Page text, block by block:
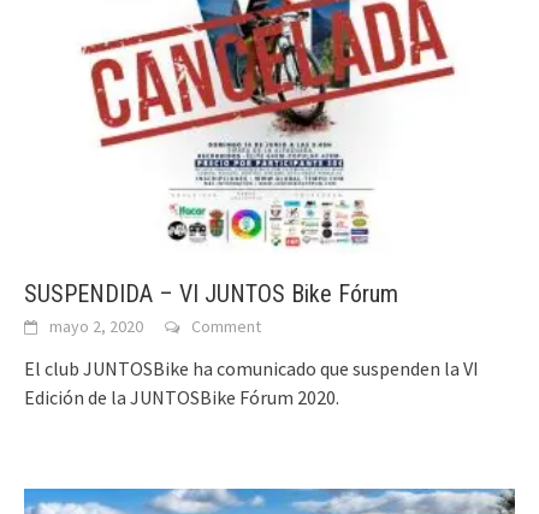
SUSPENDIDA – VI JUNTOS Bike Fórum
mayo 2, 2020 Comment
El club JUNTOSBike ha comunicado que suspenden la VI
Edición de la JUNTOSBike Fórum 2020.